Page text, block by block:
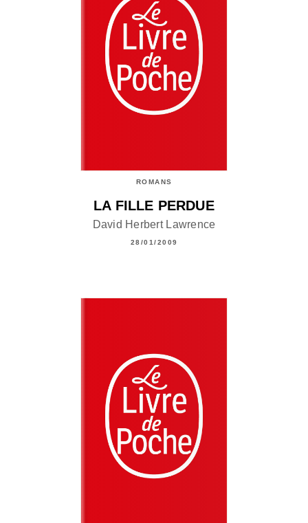
ROMANS
LA FILLE PERDUE
David Herbert Lawrence
28/01/2009